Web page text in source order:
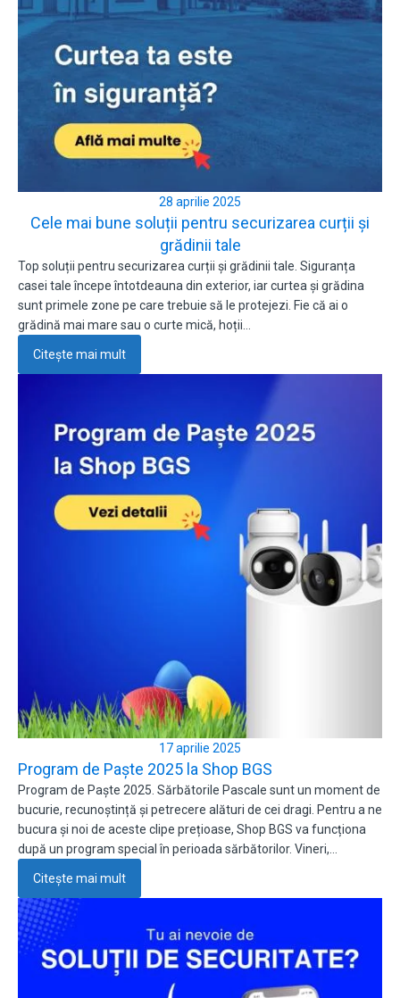
28 aprilie 2025
Cele mai bune soluții pentru securizarea curții și
grădinii tale
Top soluții pentru securizarea curții și grădinii tale. Siguranța
casei tale începe întotdeauna din exterior, iar curtea și grădina
sunt primele zone pe care trebuie să le protejezi. Fie că ai o
grădină mai mare sau o curte mică, hoții…
Citește mai mult
17 aprilie 2025
Program de Paște 2025 la Shop BGS
Program de Paște 2025. Sărbătorile Pascale sunt un moment de
bucurie, recunoștință și petrecere alături de cei dragi. Pentru a ne
bucura și noi de aceste clipe prețioase, Shop BGS va funcționa
după un program special în perioada sărbătorilor. Vineri,…
Citește mai mult